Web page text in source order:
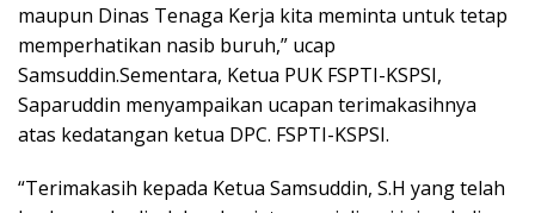
maupun Dinas Tenaga Kerja kita meminta untuk tetap
memperhatikan nasib buruh,” ucap
Samsuddin.Sementara, Ketua PUK FSPTI-KSPSI,
Saparuddin menyampaikan ucapan terimakasihnya
atas kedatangan ketua DPC. FSPTI-KSPSI.
“Terimakasih kepada Ketua Samsuddin, S.H yang telah